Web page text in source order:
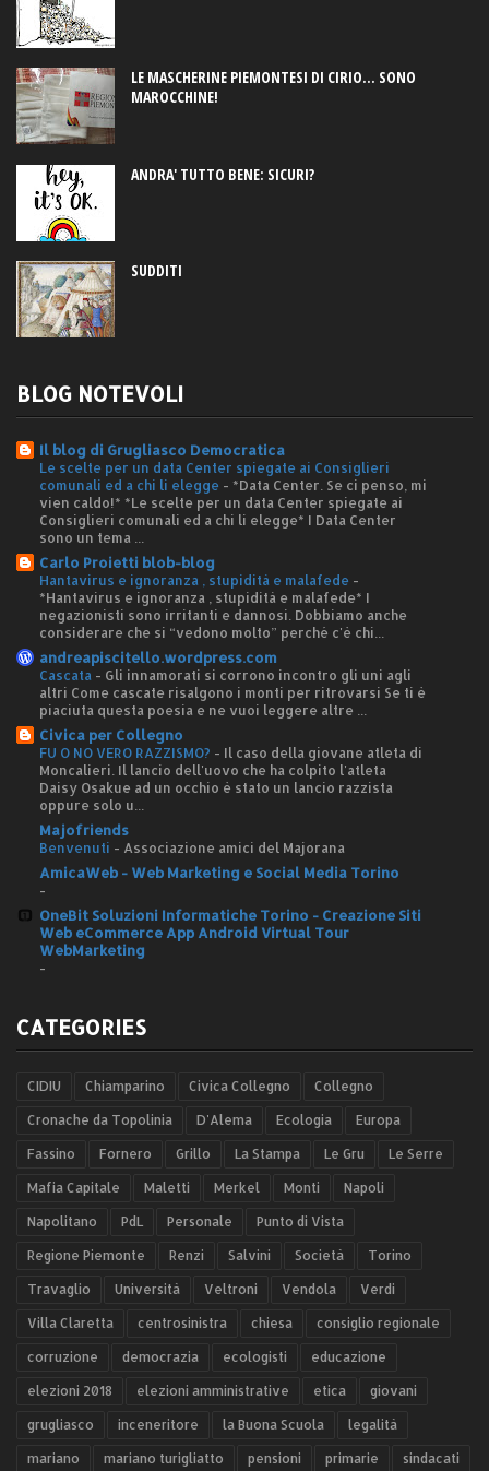
LE MASCHERINE PIEMONTESI DI CIRIO... SONO
MAROCCHINE!
ANDRA' TUTTO BENE: SICURI?
SUDDITI
BLOG NOTEVOLI
Il blog di Grugliasco Democratica
Le scelte per un data Center spiegate ai Consiglieri
comunali ed a chi li elegge - *Data Center. Se ci penso, mi
vien caldo!* *Le scelte per un data Center spiegate ai
Consiglieri comunali ed a chi li elegge* I Data Center
sono un tema ...
Carlo Proietti blob-blog
Hantavirus e ignoranza , stupidità e malafede -
*Hantavirus e ignoranza , stupidità e malafede* I
negazionisti sono irritanti e dannosi. Dobbiamo anche
considerare che si “vedono molto” perché c'è chi...
andreapiscitello.wordpress.com
Cascata - Gli innamorati si corrono incontro gli uni agli
altri Come cascate risalgono i monti per ritrovarsi Se ti è
piaciuta questa poesia e ne vuoi leggere altre ...
Civica per Collegno
FU O NO VERO RAZZISMO? - Il caso della giovane atleta di
Moncalieri. Il lancio dell'uovo che ha colpito l'atleta
Daisy Osakue ad un occhio è stato un lancio razzista
oppure solo u...
Majofriends
Benvenuti - Associazione amici del Majorana
AmicaWeb - Web Marketing e Social Media Torino
-
OneBit Soluzioni Informatiche Torino - Creazione Siti
Web eCommerce App Android Virtual Tour
WebMarketing
-
CATEGORIES
CIDIU Chiamparino Civica Collegno Collegno
Cronache da Topolinia D'Alema Ecologia Europa
Fassino Fornero Grillo La Stampa Le Gru Le Serre
Mafia Capitale Maletti Merkel Monti Napoli
Napolitano PdL Personale Punto di Vista
Regione Piemonte Renzi Salvini Società Torino
Travaglio Università Veltroni Vendola Verdi
Villa Claretta centrosinistra chiesa consiglio regionale
corruzione democrazia ecologisti educazione
elezioni 2018 elezioni amministrative etica giovani
grugliasco inceneritore la Buona Scuola legalità
mariano mariano turigliatto pensioni primarie sindacati